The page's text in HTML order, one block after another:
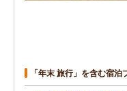
「年末 旅行」を含む宿泊